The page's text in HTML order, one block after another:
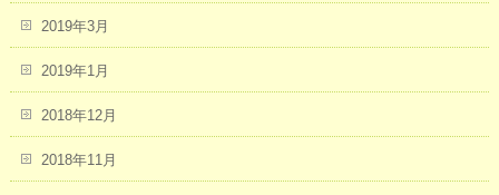
2019年3月
2019年1月
2018年12月
2018年11月